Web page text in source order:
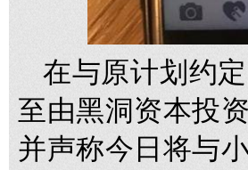
在与原计划约
至由黑洞资本投
并声称今日将与